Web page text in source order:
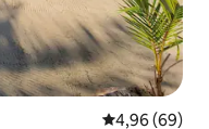
Gemiddelde
4,96 (69)